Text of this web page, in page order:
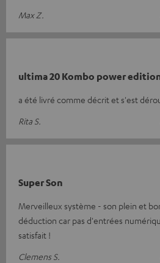
Max Z.
ultima 20 Kombo power
a été livré comme décrit et s'est
Rita S.
Super Son
Merveilleux système - son plein et
déduction car pas d'entrées
satisfait !
Clemens S.